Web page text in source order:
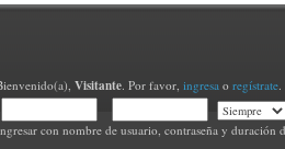
Visitante. Por favor, ingresao regístrate.
con nombre de usuario, contraseña y duración